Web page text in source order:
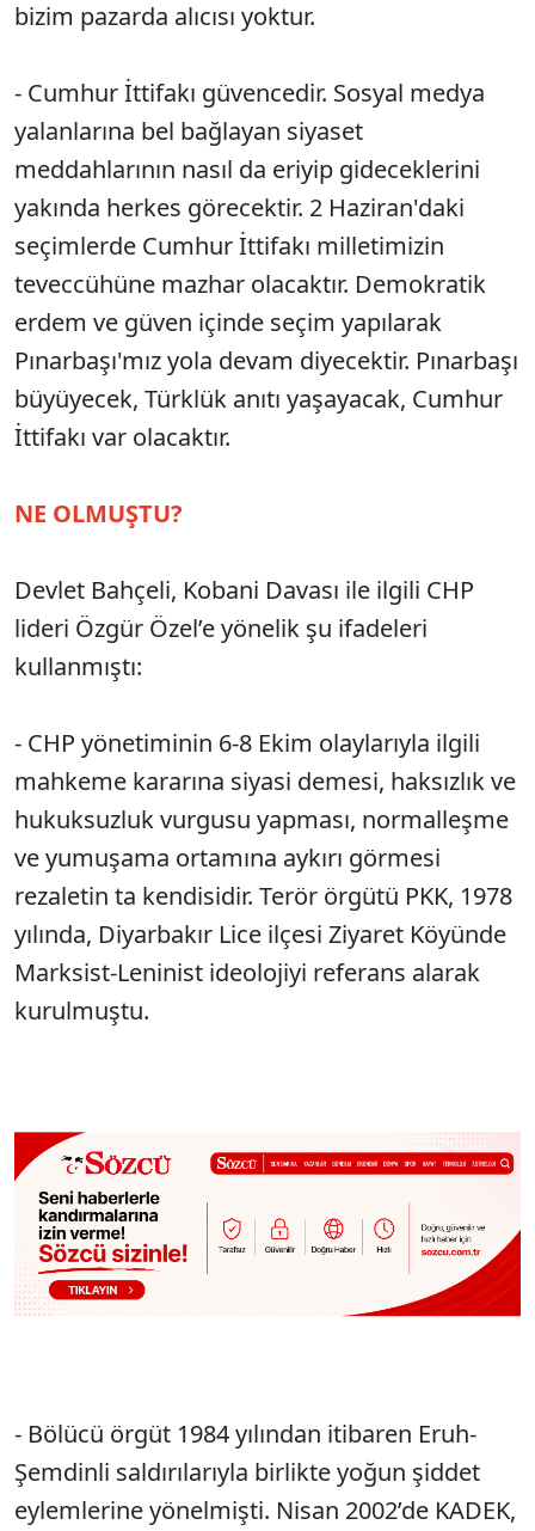
bizim pazarda alıcısı yoktur.
- Cumhur İttifakı güvencedir. Sosyal medya
yalanlarına bel bağlayan siyaset
meddahlarının nasıl da eriyip gideceklerini
yakında herkes görecektir. 2 Haziran'daki
seçimlerde Cumhur İttifakı milletimizin
teveccühüne mazhar olacaktır. Demokratik
erdem ve güven içinde seçim yapılarak
Pınarbaşı'mız yola devam diyecektir. Pınarbaşı
büyüyecek, Türklük anıtı yaşayacak, Cumhur
İttifakı var olacaktır.
NE OLMUŞTU?
Devlet Bahçeli, Kobani Davası ile ilgili CHP
lideri Özgür Özel’e yönelik şu ifadeleri
kullanmıştı:
- CHP yönetiminin 6-8 Ekim olaylarıyla ilgili
mahkeme kararına siyasi demesi, haksızlık ve
hukuksuzluk vurgusu yapması, normalleşme
ve yumuşama ortamına aykırı görmesi
rezaletin ta kendisidir. Terör örgütü PKK, 1978
yılında, Diyarbakır Lice ilçesi Ziyaret Köyünde
Marksist-Leninist ideolojiyi referans alarak
kurulmuştu.
- Bölücü örgüt 1984 yılından itibaren Eruh-
Şemdinli saldırılarıyla birlikte yoğun şiddet
eylemlerine yönelmişti. Nisan 2002’de KADEK,